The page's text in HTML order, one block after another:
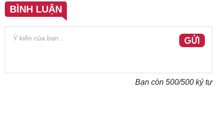
BÌNH LUẬN
GỬI
Bạn còn 500/500 ký tự